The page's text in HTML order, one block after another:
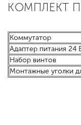
КОМПЛЕКТ
Коммутатор
Адаптер питания 24
Набор винтов
Монтажные уголки